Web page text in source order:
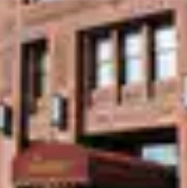
Australia
English